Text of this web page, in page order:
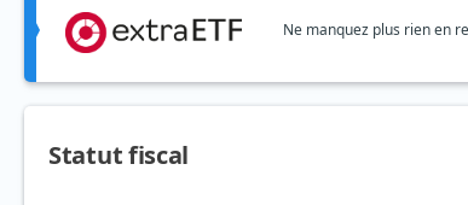
Ne manquez plus rien en
Statut fiscal